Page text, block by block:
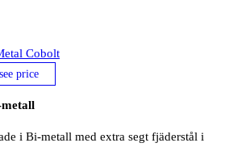
Cobolt
price
i Bi-metall med extra segt fjäderstål i